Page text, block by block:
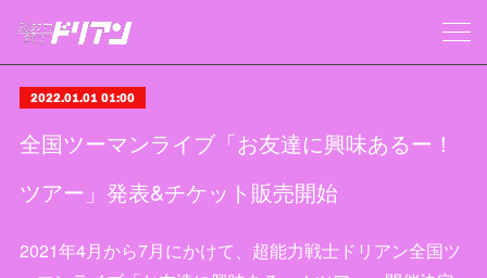
2022.01.01 01:00
全国ツーマンライブ「お友達に興味あるー！
ツアー」発表&チケット販売開始
2021年4月から7月にかけて、超能力戦士ドリアン全国ツ